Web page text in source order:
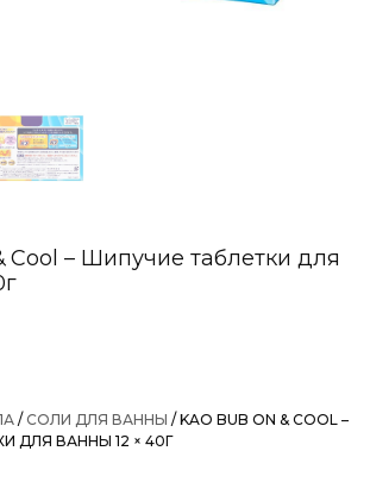
Cool – Шипучие таблетки для
/ СОЛИ ДЛЯ ВАННЫ / KAO BUB ON & COOL –
ДЛЯ ВАННЫ 12 × 40Г